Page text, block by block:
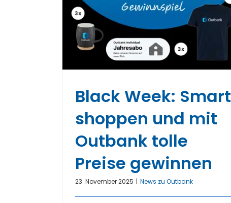
Black Week: Smart
shoppen und mit
Outbank tolle
Preise gewinnen
23. November 2025 | News zu Outbank